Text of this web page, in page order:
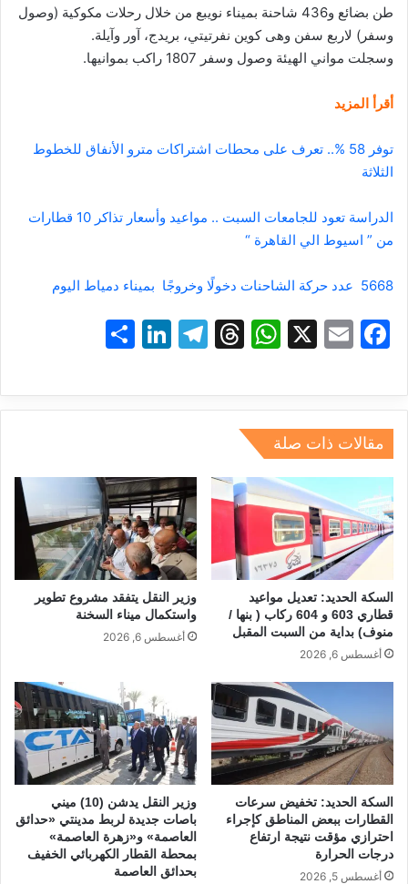
طن بضائع و436 شاحنة بميناء نويبع من خلال رحلات مكوكية (وصول
وسفر) لاربع سفن وهى كوين نفرتيتي، بريدج، آور وآيلة.
وسجلت مواني الهيئة وصول وسفر 1807 راكب بموانيها.
أقرأ المزيد
توفر 58 %.. تعرف على محطات اشتراكات مترو الأنفاق للخطوط
الثلاثة
الدراسة تعود للجامعات السبت .. مواعيد وأسعار تذاكر 10 قطارات
من ” اسيوط الي القاهرة “
5668 عدد حركة الشاحنات دخولًا وخروجًا بميناء دمياط اليوم
F
c
e
b
o
o
k
E
ai
l
X
W
at
s
A
p
p
T
e
a
s
T
e
gr
m
Li
k
e
n
ar
e
مقالات ذات صلة
السكة الحديد: تعديل مواعيد
قطاري 603 و 604 ركاب ( بنها /
منوف) بداية من السبت المقبل
أغسطس 6, 2026
وزير النقل يتفقد مشروع تطوير
واستكمال ميناء السخنة
أغسطس 6, 2026
السكة الحديد: تخفيض سرعات
القطارات ببعض المناطق كإجراء
احترازي مؤقت نتيجة ارتفاع
درجات الحرارة
أغسطس 5, 2026
وزير النقل يدشن (10) ميني
باصات جديدة لربط مدينتي «حدائق
العاصمة» و«زهرة العاصمة»
بمحطة القطار الكهربائي الخفيف
بحدائق العاصمة